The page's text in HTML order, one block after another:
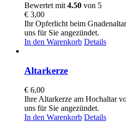
Bewertet mit 4.50 von 5
€ 3,00
Ihr Opferlicht beim
uns für Sie angezündet.
In den Warenkorb Details
Altarkerze
€ 6,00
Ihre Altarkerze am Hochaltar
uns für Sie angezündet.
In den Warenkorb Details